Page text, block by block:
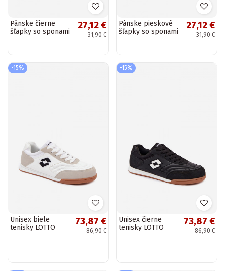
Pánske čierne
šľapky so sponami
27,12 €
31,90 €
Pánske pieskové
šľapky so sponami
27,12 €
31,90 €
-15%
Unisex biele
tenisky LOTTO
73,87 €
86,90 €
-15%
Unisex čierne
tenisky LOTTO
73,87 €
86,90 €